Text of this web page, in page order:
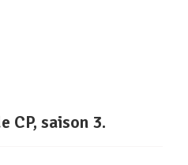
CP, saison 3.